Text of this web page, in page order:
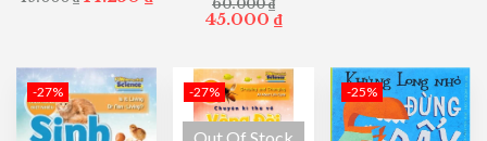
price 60.000₫
Original
60.000 ₫.
45.000 ₫Current
price
45.000 ₫.
-27% -27%
Out Of Stock
-25%